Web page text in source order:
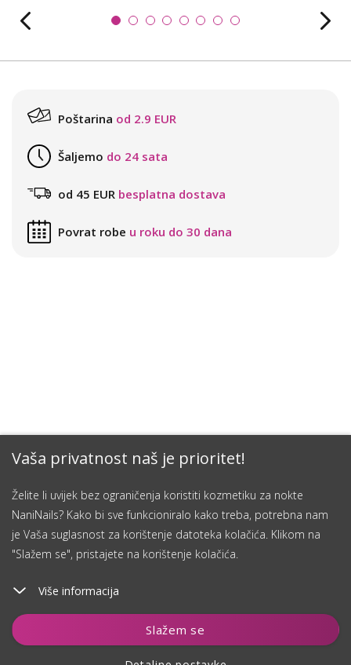
Vaša privatnost naš je prioritet!
Želite li uvijek bez ograničenja koristiti kozmetiku za nokte
NaniNails? Kako bi sve funkcioniralo kako treba, potrebna nam
je Vaša suglasnost za korištenje datoteka kolačića. Klikom na
"Slažem se", pristajete na korištenje kolačića.
Više informacija
Slažem se
Dodaj u košaricu
Poštarina od 2.9 EUR
Šaljemo do 24 sata
od 45 EUR besplatna dostava
Povrat robe u roku do 30 dana